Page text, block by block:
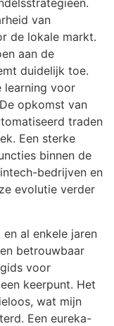
van
de lokale markt.
aan de
duidelijk toe.
learning voor
opkomst van
traden
Een sterke
binnen de
bedrijven en
evolutie verder
al enkele jaren
betrouwbaar
voor
keerpunt. Het
wat mijn
Een eureka-